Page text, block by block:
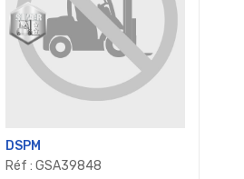
DSPM
Réf : GSA39848